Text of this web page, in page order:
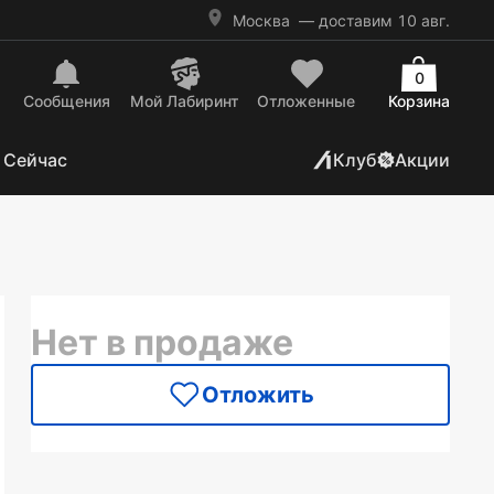
Москва — доставим 10 авг.
Сообщения Mой Лабиринт Отложенные Корзина
0
Клуб Акции
Нет в продаже
Отложить